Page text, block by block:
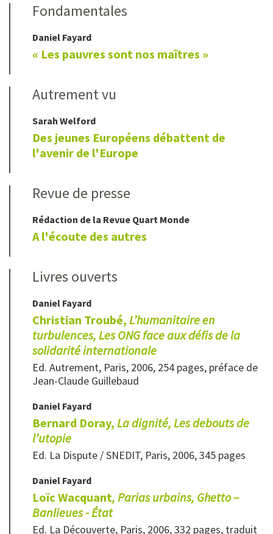
Fondamentales
Daniel Fayard
« Les pauvres sont nos maîtres »
Autrement vu
Sarah Welford
Des jeunes Européens débattent de
l'avenir de l'Europe
Revue de presse
Rédaction de la Revue Quart Monde
A l'écoute des autres
Livres ouverts
Daniel Fayard
Christian Troubé, L’humanitaire en
turbulences, Les ONG face aux défis de la
solidarité internationale
Ed. Autrement, Paris, 2006, 254 pages, préface de
Jean-Claude Guillebaud
Daniel Fayard
Bernard Doray, La dignité, Les debouts de
l’utopie
Ed. La Dispute / SNEDIT, Paris, 2006, 345 pages
Daniel Fayard
Loïc Wacquant, Parias urbains, Ghetto –
Banlieues - État
Ed. La Découverte, Paris, 2006, 332 pages, traduit